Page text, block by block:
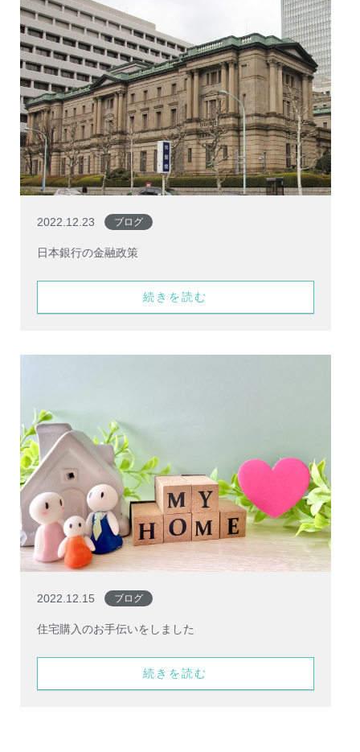
2022.12.23 ブログ
日本銀行の金融政策
続きを読む
2022.12.15 ブログ
住宅購入のお手伝いをしました
続きを読む